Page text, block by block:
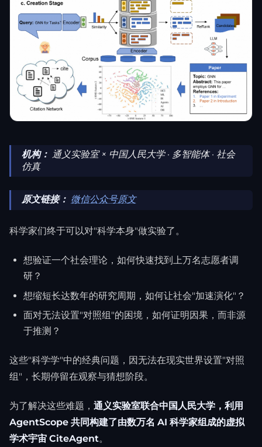
机构： 通义实验室 × 中国人民大学 · 多智能体 · 社会
仿真
原文链接： 微信公众号原文
科学家们终于可以对"科学本身"做实验了。
想验证一个社会理论，如何快速找到上万名志愿者调
研？
想缩短长达数年的研究周期，如何让社会"加速演化"？
面对无法设置"对照组"的困境，如何证明因果，而非源
于推测？
这些"科学学"中的经典问题，因无法在现实世界设置"对照
组"，长期停留在观察与猜想阶段。
为了解决这些难题， 通义实验室联合中国人民大学，利用
AgentScope 共同构建了由数万名 AI 科学家组成的虚拟
学术宇宙 CiteAgent。